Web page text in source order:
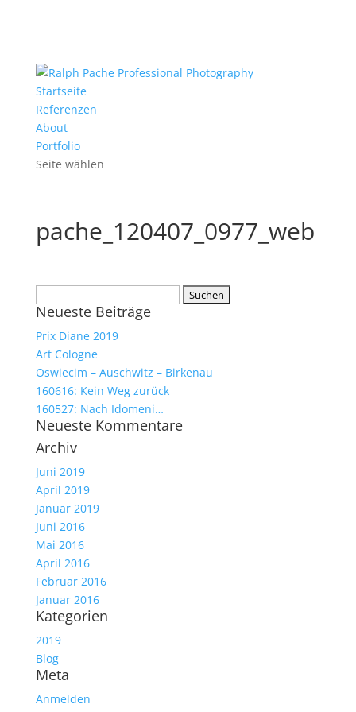
Startseite
Referenzen
About
Portfolio
Seite wählen
pache_120407_0977_web
nach:
Neueste Beiträge
Prix Diane 2019
Art Cologne
Oswiecim – Auschwitz – Birkenau
160616: Kein Weg zurück
160527: Nach Idomeni…
Neueste Kommentare
Archiv
Juni 2019
April 2019
Januar 2019
Juni 2016
Mai 2016
April 2016
Februar 2016
Januar 2016
Kategorien
2019
Blog
Meta
Anmelden